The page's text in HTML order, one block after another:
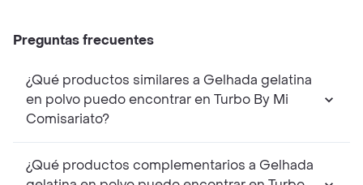
Preguntas frecuentes
¿Qué productos similares a Gelhada gelatina
en polvo puedo encontrar en Turbo By Mi
Comisariato?
¿Qué productos complementarios a Gelhada